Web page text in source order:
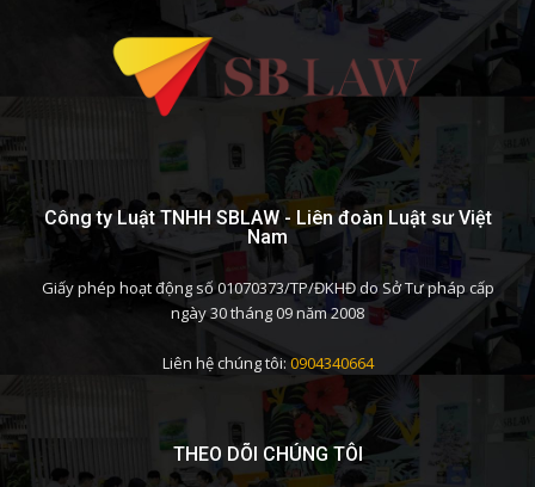
Công ty Luật TNHH SBLAW - Liên đoàn Luật sư Việt
Nam
Giấy phép hoạt động số 01070373/TP/ĐKHĐ do Sở Tư pháp cấp
ngày 30 tháng 09 năm 2008
Liên hệ chúng tôi: 0904340664
THEO DÕI CHÚNG TÔI